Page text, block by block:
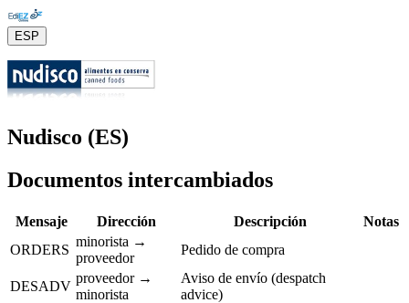
ESP
Nudisco (ES)
Documentos intercambiados
Mensaje Dirección Descripción
Notas
ORDERS
minorista →
proveedor
Pedido de compra
DESADV
proveedor →
minorista
Aviso de envío (despatch
advice)